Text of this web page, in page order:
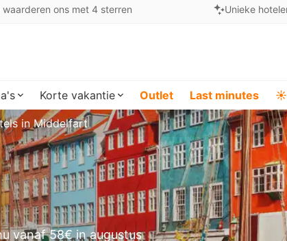
waarderen ons met 4 sterren Unieke
Korte vakantie Outlet Last minutes ☀️
vanaf 58€ in augustus
in Middelfart